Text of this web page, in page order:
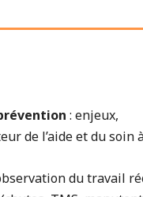
: enjeux,
de l’aide et du soin
du travail